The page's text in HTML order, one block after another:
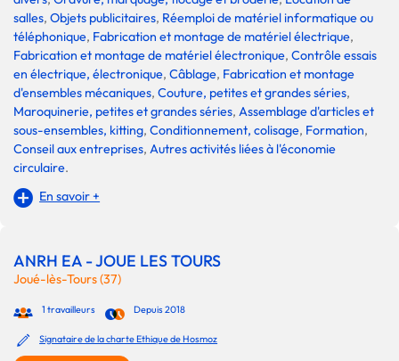
salles, Objets publicitaires, Réemploi de matériel informatique ou
téléphonique, Fabrication et montage de matériel électrique,
Fabrication et montage de matériel électronique, Contrôle essais
en électrique, électronique, Câblage, Fabrication et montage
d'ensembles mécaniques, Couture, petites et grandes séries,
Maroquinerie, petites et grandes séries, Assemblage d'articles et
sous-ensembles, kitting, Conditionnement, colisage, Formation,
Conseil aux entreprises, Autres activités liées à l'économie
circulaire.
En savoir +
ANRH EA - JOUE LES TOURS
Joué-lès-Tours (37)
1 travailleurs Depuis 2018
Signataire de la charte Ethique de Hosmoz